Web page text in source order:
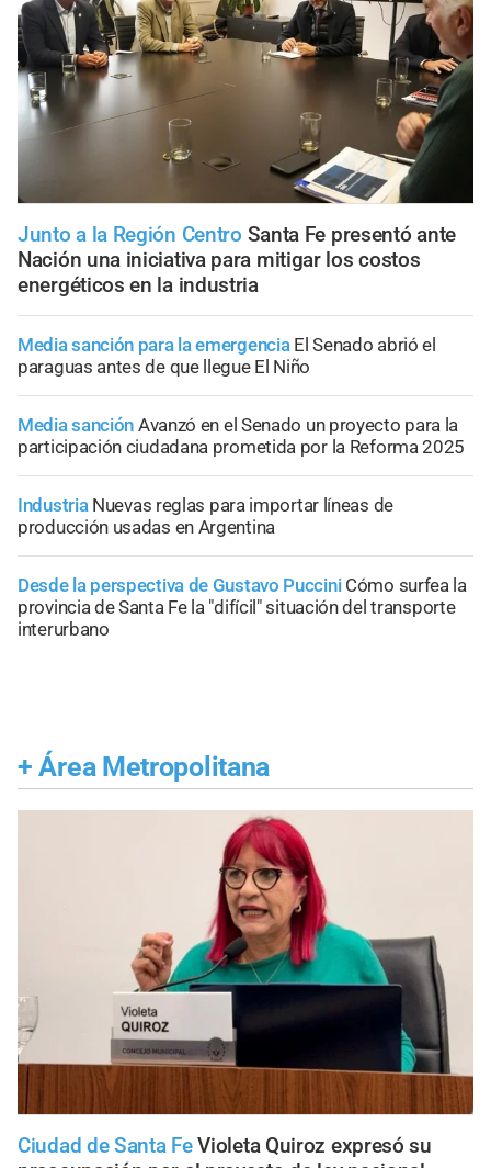
Junto a la Región Centro Santa Fe presentó ante
Nación una iniciativa para mitigar los costos
energéticos en la industria
Media sanción para la emergencia El Senado abrió el
paraguas antes de que llegue El Niño
Media sanción Avanzó en el Senado un proyecto para la
participación ciudadana prometida por la Reforma 2025
Industria Nuevas reglas para importar líneas de
producción usadas en Argentina
Desde la perspectiva de Gustavo Puccini Cómo surfea la
provincia de Santa Fe la "difícil" situación del transporte
interurbano
+ Área Metropolitana
Ciudad de Santa Fe Violeta Quiroz expresó su